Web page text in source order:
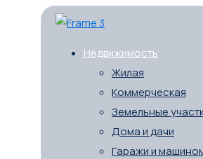
Недвижимость
Жилая
Коммерческая
Земельные
Дома и дачи
Гаражи и